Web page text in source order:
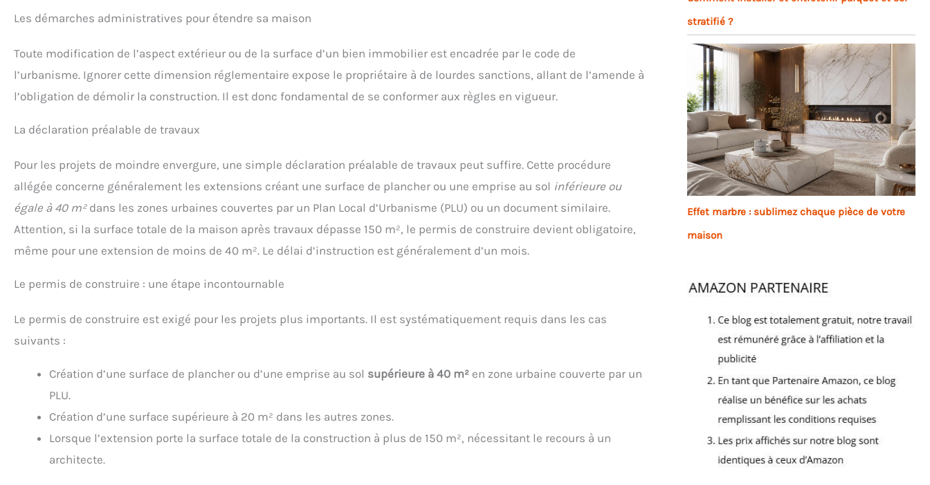
Les démarches administratives pour étendre sa maison
Toute modification de l’aspect extérieur ou de la surface d’un bien immobilier est encadrée par le code de
l’urbanisme. Ignorer cette dimension réglementaire expose le propriétaire à de lourdes sanctions, allant de l’amende à
l’obligation de démolir la construction. Il est donc fondamental de se conformer aux règles en vigueur.
La déclaration préalable de travaux
Pour les projets de moindre envergure, une simple déclaration préalable de travaux peut suffire. Cette procédure
allégée concerne généralement les extensions créant une surface de plancher ou une emprise au sol inférieure ou
égale à 40 m²dans les zones urbaines couvertes par un Plan Local d’Urbanisme (PLU) ou un document similaire.
Attention, si la surface totale de la maison après travaux dépasse 150 m², le permis de construire devient obligatoire,
même pour une extension de moins de 40 m². Le délai d’instruction est généralement d’un mois.
Le permis de construire : une étape incontournable
Le permis de construire est exigé pour les projets plus importants. Il est systématiquement requis dans les cas
suivants :
Création d’une surface de plancher ou d’une emprise au sol supérieure à 40 m² en zone urbaine couverte par un
PLU.
Création d’une surface supérieure à 20 m² dans les autres zones.
Lorsque l’extension porte la surface totale de la construction à plus de 150 m², nécessitant le recours à un
architecte.
stratifié ?
Effet marbre : sublimez chaque pièce de votre
maison